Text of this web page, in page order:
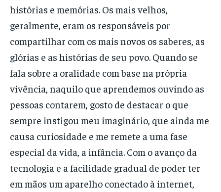
histórias e memórias. Os mais velhos,
geralmente, eram os responsáveis por
compartilhar com os mais novos os saberes, as
glórias e as histórias de seu povo. Quando se
fala sobre a oralidade com base na própria
vivência, naquilo que aprendemos ouvindo as
pessoas contarem, gosto de destacar o que
sempre instigou meu imaginário, que ainda me
causa curiosidade e me remete a uma fase
especial da vida, a infância. Com o avanço da
tecnologia e a facilidade gradual de poder ter
em mãos um aparelho conectado à internet,